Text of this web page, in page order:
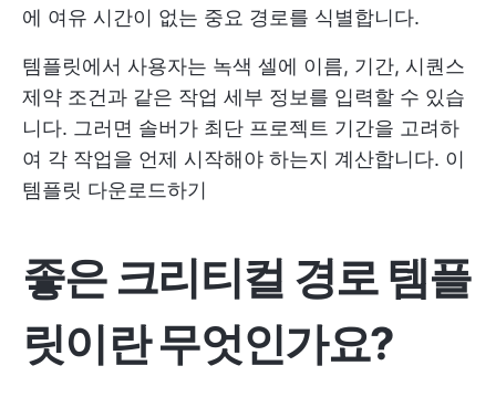
에 여유 시간이 없는 중요 경로를 식별합니다.
템플릿에서 사용자는 녹색 셀에 이름, 기간, 시퀀스
제약 조건과 같은 작업 세부 정보를 입력할 수 있습
니다. 그러면 솔버가 최단 프로젝트 기간을 고려하
여 각 작업을 언제 시작해야 하는지 계산합니다. 이
템플릿 다운로드하기
좋은 크리티컬 경로 템플
릿이란 무엇인가요?